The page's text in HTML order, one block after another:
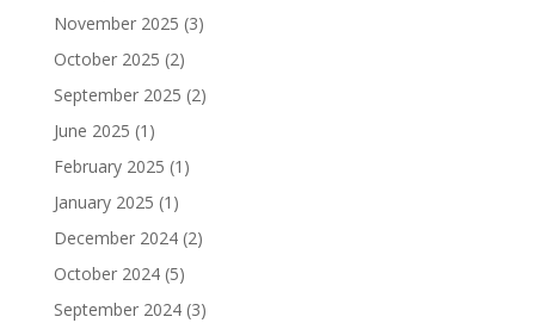
November 2025 (3)
October 2025 (2)
September 2025 (2)
June 2025 (1)
February 2025 (1)
January 2025 (1)
December 2024(2)
October 2024(5)
September 2024(3)